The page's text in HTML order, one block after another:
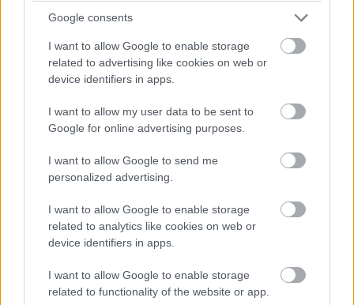
Google consents
I want to allow Google to enable storage
related to advertising like cookies on web or
device identifiers in apps.
I want to allow my user data to be sent to
Google for online advertising purposes.
I want to allow Google to send me
personalized advertising.
I want to allow Google to enable storage
related to analytics like cookies on web or
device identifiers in apps.
I want to allow Google to enable storage
related to functionality of the website or app.
troch hlavných skupín: rastliny s ozdobnými kvetmi,
rastliny s ozdobnými listami a kaktusy a sukulenty. Na
základe fotografií a údajov o rastlinách ľahko zistíte aj
názov darovanej rastliny a jej požiadavky na pestovanie.
Cena tejto vyše 200-stranovej publikácie je 447 Sk.
Tagy:
zahdec
Zdieľať článok